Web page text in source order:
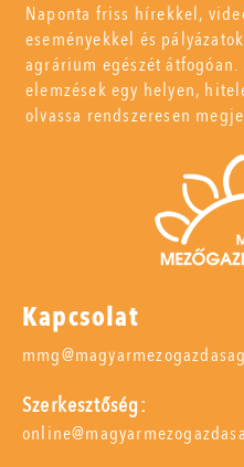
Naponta friss hírekkel,
eseményekkel és
agrárium egészét
elemzések egy helyen,
olvassa rendszeresen
Kapcsolat
Szerkesztőség: